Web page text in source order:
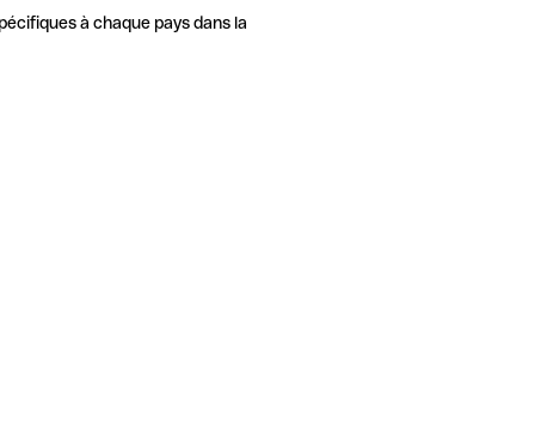
à chaque pays dans la